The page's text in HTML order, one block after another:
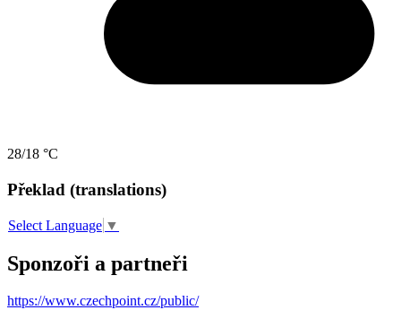
28/18 °C
Překlad (translations)
Select Language ▼
Sponzoři a partneři
https://www.czechpoint.cz/public/